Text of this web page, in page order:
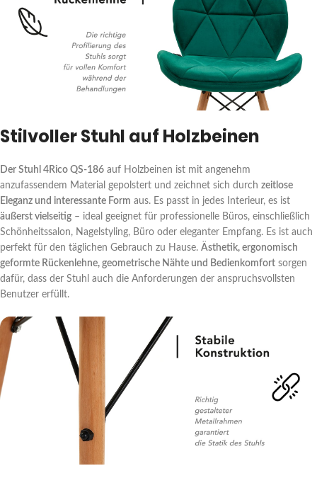
Stilvoller Stuhl auf Holzbeinen
Der Stuhl 4Rico QS-186 auf Holzbeinen ist mit angenehm
anzufassendem Material gepolstert und zeichnet sich durch zeitlose
Eleganz und interessante Form aus. Es passt in jedes Interieur, es ist
äußerst vielseitig – ideal geeignet für professionelle Büros, einschließlich
Schönheitssalon, Nagelstyling, Büro oder eleganter Empfang. Es ist auch
perfekt für den täglichen Gebrauch zu Hause. Ästhetik, ergonomisch
geformte Rückenlehne, geometrische Nähte und Bedienkomfort sorgen
dafür, dass der Stuhl auch die Anforderungen der anspruchsvollsten
Benutzer erfüllt.